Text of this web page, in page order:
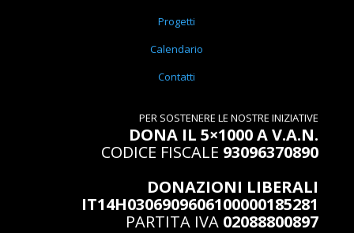
Progetti
Calendario
Contatti
PER SOSTENERE LE NOSTRE INIZIATIVE
DONA IL 5×1000 A V.A.N.
CODICE FISCALE 93096370890
DONAZIONI LIBERALI
IT14H0306909606100000185281
PARTITA IVA 02088800897